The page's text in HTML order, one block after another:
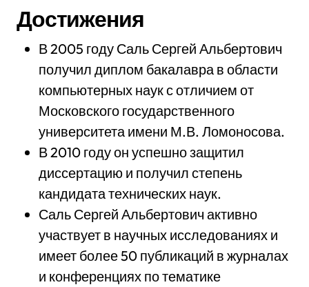
Достижения
В 2005 году Саль Сергей Альбертович
получил диплом бакалавра в области
компьютерных наук с отличием от
Московского государственного
университета имени М.В. Ломоносова.
В 2010 году он успешно защитил
диссертацию и получил степень
кандидата технических наук.
Саль Сергей Альбертович активно
участвует в научных исследованиях и
имеет более 50 публикаций в журналах
и конференциях по тематике